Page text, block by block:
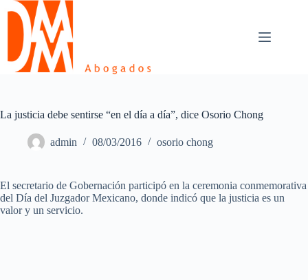
Skip
content
La justicia debe sentirse “en el día a día”, dice Osorio Chong
admin 08/03/2016 osorio chong
El secretario de Gobernación participó en la ceremonia conmemorativa
del Día del Juzgador Mexicano, donde indicó que la justicia es un
valor y un servicio.